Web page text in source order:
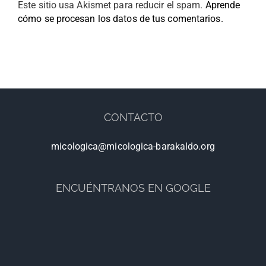
Este sitio usa Akismet para reducir el spam. Aprende
cómo se procesan los datos de tus comentarios.
CONTACTO
micologica@micologica-barakaldo.org
ENCUÉNTRANOS EN GOOGLE